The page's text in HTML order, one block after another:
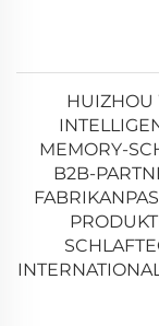
HUIZHOU
MEMORY-
B2B-